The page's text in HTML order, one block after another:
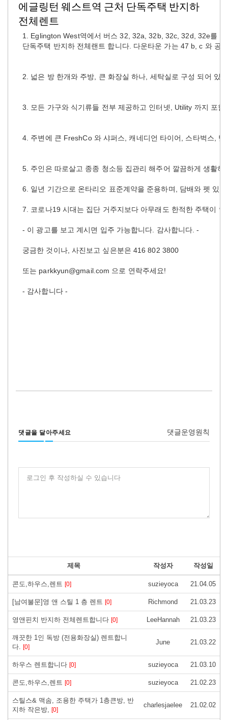
에글링턴 웨스트역 근처 단독주택 반지하
전체렌트
1. Eglington West역에서 버스 32, 32a, 32b, 32c, 32d, 32e를
단독주택 반지하 전체랜트 합니다. 다운타운 가는 47 b, c 와 공
2. 넓은 방 한개와 주방 큰 화장실 하나 세탁실로 구성 되어 있
3. 모든 가구와 식기류들 전부 제공하고 인터넷 , Utility 까지 포
4. 주변에 큰 FreshCo 와 샤퍼스 ,캐네디언 타이어 스타벅스 팀
5. 주인은 따로살고 종종 청소등 집관리 해주어 깔끔하게 생활하
6. 일년 기간으로 온타리오 표준계약을 준용하며 담배와 펫 있
7. 코로나19 시대는 집단 거주지보다 아무래도 한적한 주택이
- 이 광고를 보고 계시면 입주 가능합니다 감사합니다 . -
궁금한 것이나, 사진보고 싶은분은 416 802 3800
또는 parkkyun@gmail.com 으로 연락주세요!
- 감사합니다 -
댓글을 달아주세요 댓글운영원칙
로그인 후 작성하실 수 있습니다
제목 작성자 작성일
콘도,하우스,렌트 [0] suzieyoca 21.04.05
[남여불문]영 앤 스틸 1 층 렌트 [0] Richmond 21.03.23
영앤핀치 반지하 전체렌트합니다 [0] LeeHannah 21.03.23
깨끗한 1인 독방 (전용화장실) 렌트합니
다. [0]
June 21.03.22
하우스 렌트합니다 [0] suzieyoca 21.03.10
콘도,하우스,렌트 [0] suzieyoca 21.02.23
스틸스& 맥솜, 조용한 주택가 1층큰방, 반
지하 작은방, [0]
charlesjaelee 21.02.02